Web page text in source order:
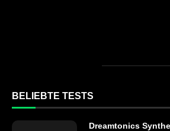
BELIEBTE TESTS
Dreamtonics